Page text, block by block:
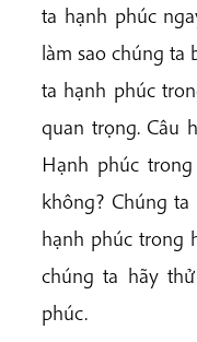
ta hạnh phúc
làm sao chúng ta
ta hạnh phúc
quan trọng. Câu
Hạnh phúc
không? Chúng
hạnh phúc trong
chúng ta hãy
phúc.